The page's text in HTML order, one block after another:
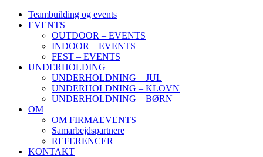
Teambuilding og events
EVENTS
OUTDOOR – EVENTS
INDOOR – EVENTS
FEST – EVENTS
UNDERHOLDING
UNDERHOLDNING – JUL
UNDERHOLDNING – KLOVN
UNDERHOLDNING – BØRN
OM
OM FIRMAEVENTS
Samarbejdspartnere
REFERENCER
KONTAKT